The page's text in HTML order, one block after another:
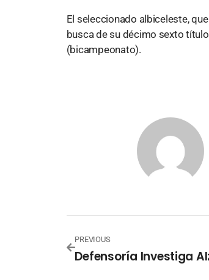
El seleccionado albiceleste,
busca de su décimo sexto
(bicampeonato).
PREVIOUS